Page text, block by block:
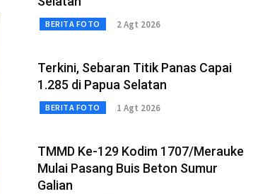
BERITA FOTO 2 Agt 2026
Terkini, Sebaran Titik Panas Capai
1.285 di Papua Selatan
BERITA FOTO 1 Agt 2026
TMMD Ke-129 Kodim 1707/Merauke
Mulai Pasang Buis Beton Sumur
Galian